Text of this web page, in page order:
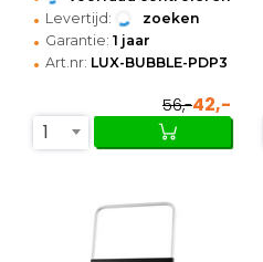
• Levertijd: zoeken
• Garantie: 1 jaar
• Art.nr: LUX-BUBBLE-PDP3
56,-42,-
1